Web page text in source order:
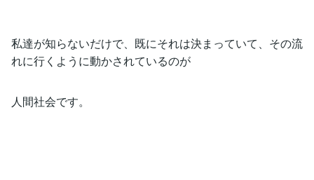
私達が知らないだけで、既にそれは決まっていて、その流
れに行くように動かされているのが
人間社会です。